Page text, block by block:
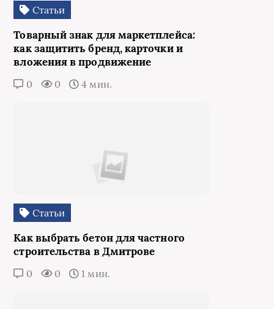
Статьи
Товарный знак для маркетплейса:
как защитить бренд, карточки и
вложения в продвижение
0 0 4 мин.
Статьи
Как выбрать бетон для частного
строительства в Дмитрове
0 0 1 мин.